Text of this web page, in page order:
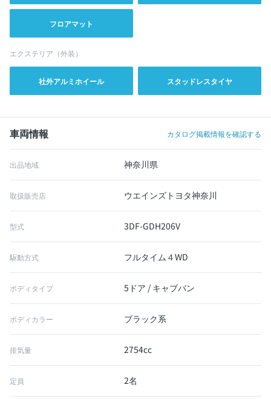
フロアマット
エクステリア（外装）
社外アルミホイール スタッドレスタイヤ
車両情報 カタログ掲載情報を確認する
出品地域 神奈川県
取扱販売店 ウエインズトヨタ神奈川
型式 3DF-GDH206V
駆動方式 フルタイム４WD
ボディタイプ 5ドア / キャブバン
ボディカラー ブラック系
排気量 2754cc
定員 2名